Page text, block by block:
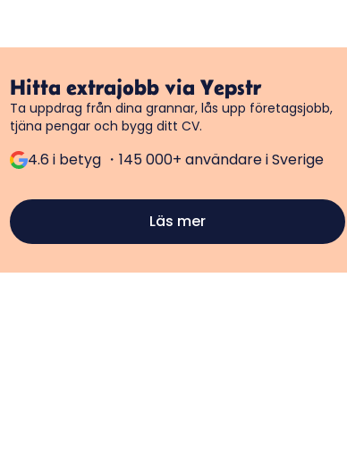
Hitta extrajobb via Yepstr
Ta uppdrag från dina grannar, lås upp företagsjobb,
tjäna pengar och bygg ditt CV.
4.6 i betyg ・145 000+ användare i Sverige
Läs mer